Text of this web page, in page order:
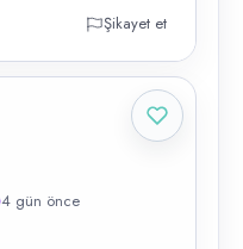
Şikayet et
4 gün önce